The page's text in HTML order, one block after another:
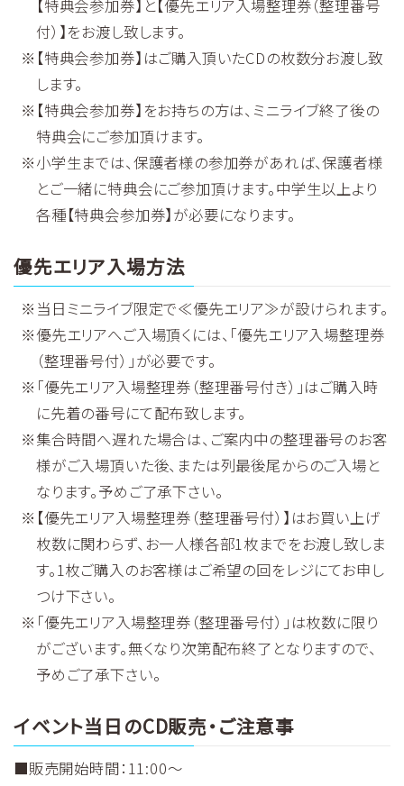
【特典会参加券】と【優先エリア入場整理券（整理番号
付）】をお渡し致します。
【特典会参加券】はご購入頂いたCDの枚数分お渡し致
します。
【特典会参加券】をお持ちの方は、ミニライブ終了後の
特典会にご参加頂けます。
小学生までは、保護者様の参加券があれば、保護者様
とご一緒に特典会にご参加頂けます。中学生以上より
各種【特典会参加券】が必要になります。
優先エリア入場方法
当日ミニライブ限定で≪優先エリア≫が設けられます。
優先エリアへご入場頂くには、「優先エリア入場整理券
（整理番号付）」が必要です。
「優先エリア入場整理券（整理番号付き）」はご購入時
に先着の番号にて配布致します。
集合時間へ遅れた場合は、ご案内中の整理番号のお客
様がご入場頂いた後、または列最後尾からのご入場と
なります。予めご了承下さい。
【優先エリア入場整理券（整理番号付）】はお買い上げ
枚数に関わらず、お一人様各部1枚までをお渡し致しま
す。1枚ご購入のお客様はご希望の回をレジにてお申し
つけ下さい。
「優先エリア入場整理券（整理番号付）」は枚数に限り
がございます。無くなり次第配布終了となりますので、
予めご了承下さい。
イベント当日のCD販売・ご注意事
■販売開始時間：11:00～